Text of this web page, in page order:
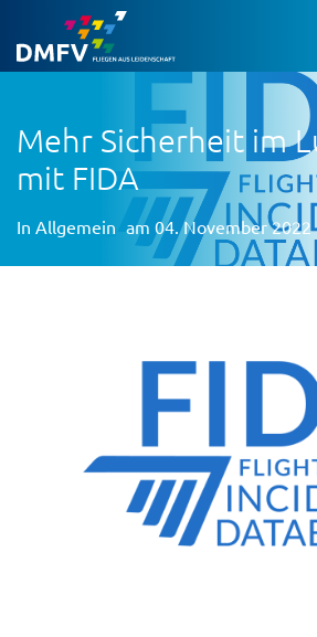
Mehr Sicherheit im
mit FIDA
In Allgemein am 04. November 2022